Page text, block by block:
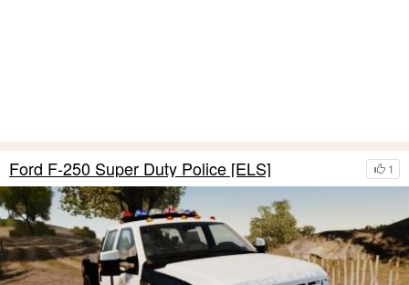
1
Ford F-250 Super Duty Police [ELS]